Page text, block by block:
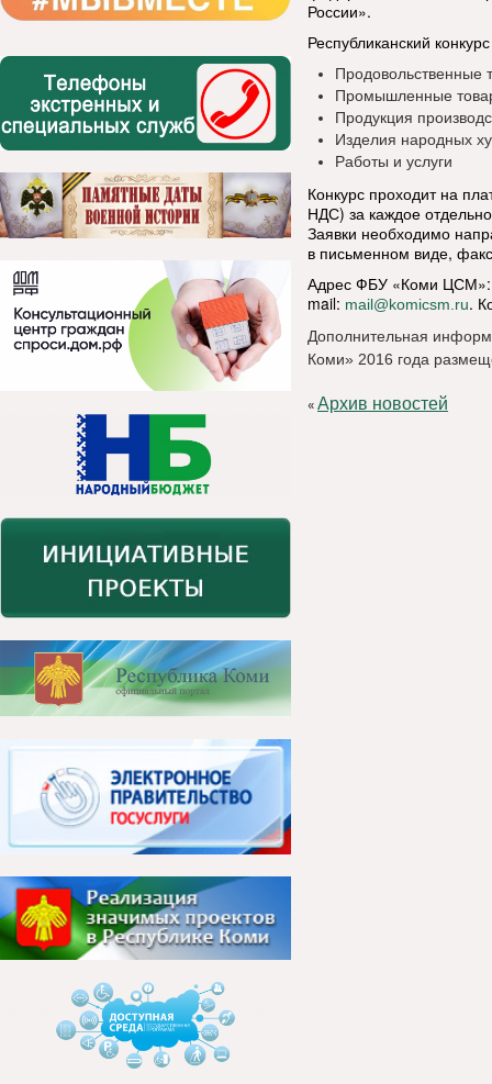
России».
Республиканский
Продовольственные
Промышленные
Продукция
Изделия народных
Работы и услуги
Конкурс проходит на
НДС) за каждое
Заявки необходимо
в письменном виде,
Адрес ФБУ «Коми ЦСМ»:
mail: mail@komicsm.ru.
Дополнительная
Коми» 2016 года
«Архив новостей